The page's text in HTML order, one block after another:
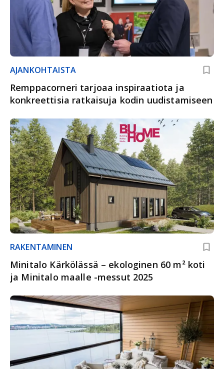
AJANKOHTAISTA
Remppacorneri tarjoaa inspiraatiota ja
konkreettisia ratkaisuja kodin uudistamiseen
RAKENTAMINEN
Minitalo Kärkölässä – ekologinen 60 m² koti
ja Minitalo maalle -messut 2025